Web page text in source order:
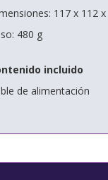
117 x 112
480 g
incluido
de alimentación